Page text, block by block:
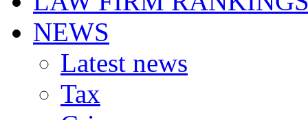
NEWS
Latest news
Tax